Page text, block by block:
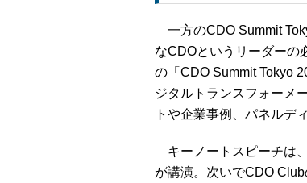
一方のCDO Summit
なCDOというリーダーの
の「CDO Summit Tokyo
ジタルトランスフォーメ
トや企業事例、パネルデ
キーノートスピーチは
が講演。次いでCDO